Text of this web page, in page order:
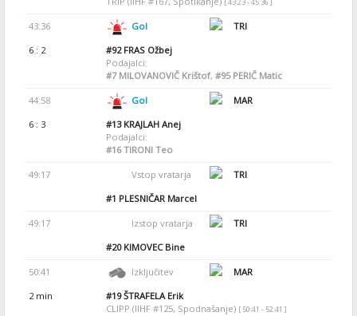
[ 43:23 - 45:36 ]
43:36 Gol
TRI
6 : 2
#92FRAS Ožbej
Podajalci:
#7MILOVANOVIČ Krištof, #95PERIČ Matic
44:58 Gol
MAR
6 : 3
#13KRAJLAH Anej
Podajalci:
#16TIRONI Teo
49:17 Vstop vratarja
TRI
#1 PLESNIČAR Marcel
49:17 Izstop vratarja
TRI
#20KIMOVEC Bine
50:41 Izključitev
MAR
2 min
#19ŠTRAFELA Erik
CLIPP (IIHF #125, Spodnašanje) [ 50:41 - 52:41 ]